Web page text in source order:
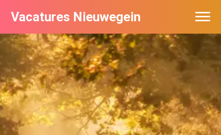
Vacatures Nieuwegein
Vacatures per bedrijf in Nieuwegein